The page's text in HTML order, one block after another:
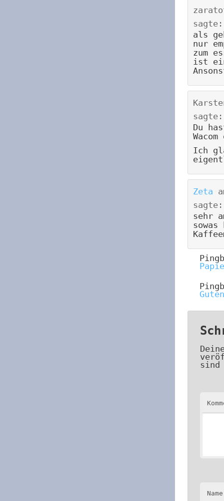
sagte:
als
nur
zum
ist
sagte:
Du
Ich
Zeta
sagte:
sehr
Name